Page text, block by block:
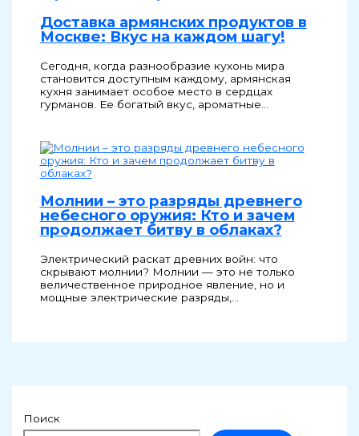
Доставка армянских продуктов в
Москве: Вкус на каждом шагу!
Сегодня, когда разнообразие кухонь мира
становится доступным каждому, армянская
кухня занимает особое место в сердцах
гурманов. Ее богатый вкус, ароматные…
Молнии – это разряды древнего
небесного оружия: Кто и зачем
продолжает битву в облаках?
Электрический раскат древних войн: что
скрывают молнии? Молнии — это не только
величественное природное явление, но и
мощные электрические разряды,…
Поиск